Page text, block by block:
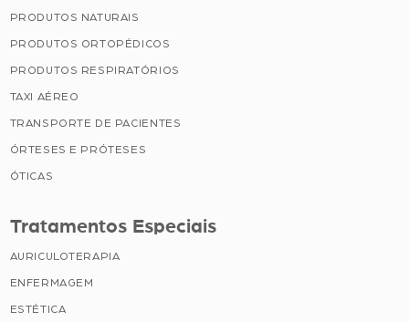
PRODUTOS NATURAIS
PRODUTOS ORTOPÉDICOS
PRODUTOS RESPIRATÓRIOS
TAXI AÉREO
TRANSPORTE DE PACIENTES
ÓRTESES E PRÓTESES
ÓTICAS
Tratamentos Especiais
AURICULOTERAPIA
ENFERMAGEM
ESTÉTICA